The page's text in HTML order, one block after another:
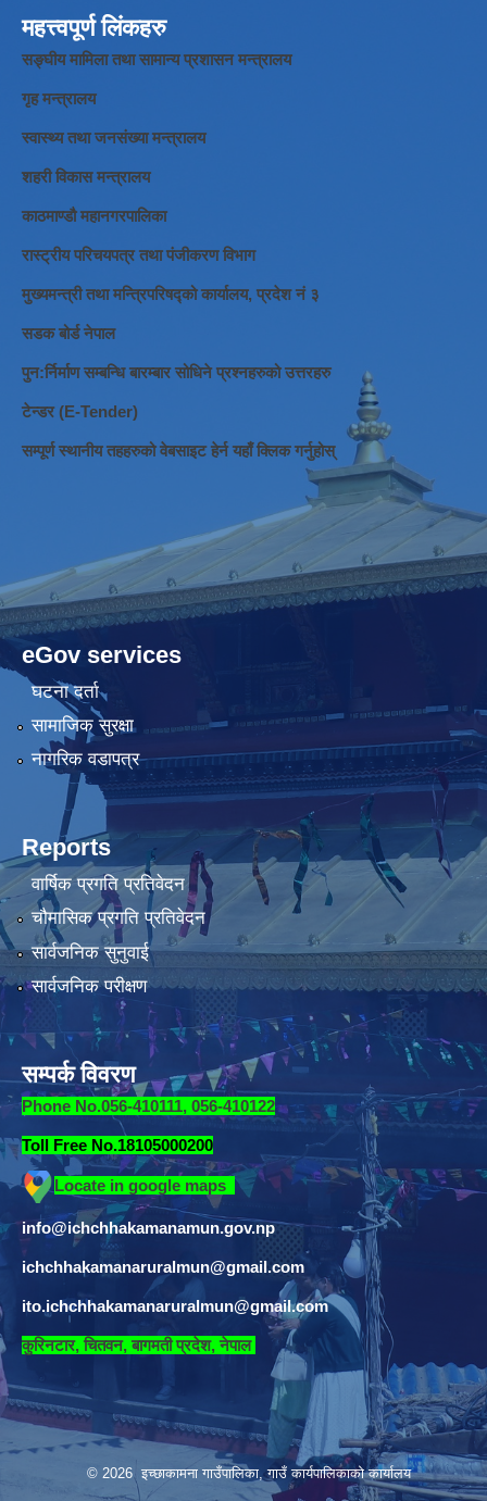
महत्त्वपूर्ण लिंकहरु
सङ्घीय मामिला तथा सामान्य प्रशासन मन्त्रालय
गृह मन्त्रालय
स्वास्थ्य तथा जनसंख्या मन्त्रालय
शहरी विकास मन्त्रालय
काठमाण्डौ महानगरपालिका
रास्ट्रीय परिचयपत्र तथा पंजीकरण विभाग
मुख्यमन्त्री तथा मन्त्रिपरिषद्को कार्यालय, प्रदेश नं ३
सडक बोर्ड नेपाल
पुन:र्निर्माण सम्बन्धि बारम्बार सोधिने प्रश्नहरुको उत्तरहरु
टेन्डर (E-Tender)
सम्पूर्ण स्थानीय तहहरुको वेबसाइट हेर्न यहाँ क्लिक गर्नुहोस्
eGov services
घटना दर्ता
सामाजिक सुरक्षा
नागरिक वडापत्र
Reports
वार्षिक प्रगति प्रतिवेदन
चौमासिक प्रगति प्रतिवेदन
सार्वजनिक सुनुवाई
सार्वजनिक परीक्षण
सम्पर्क विवरण
Phone No.056-410111, 056-410122
Toll Free No.18105000200
Locate in google maps
info@ichchhakamanamun.gov.np
ichchhakamanaruralmun@gmail.com
ito.ichchhakamanaruralmun@gmail.com​
कुरिनटार, चितवन, बागमती प्रदेश, नेपाल
© 2026 इच्छाकामना गाउँपालिका, गाउँ कार्यपालिकाको कार्यालय